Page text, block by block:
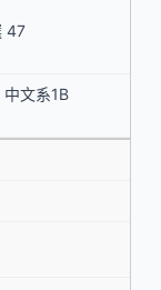
47
中文系1B